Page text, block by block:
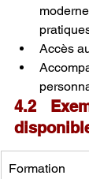
Accès
4.2
Formation